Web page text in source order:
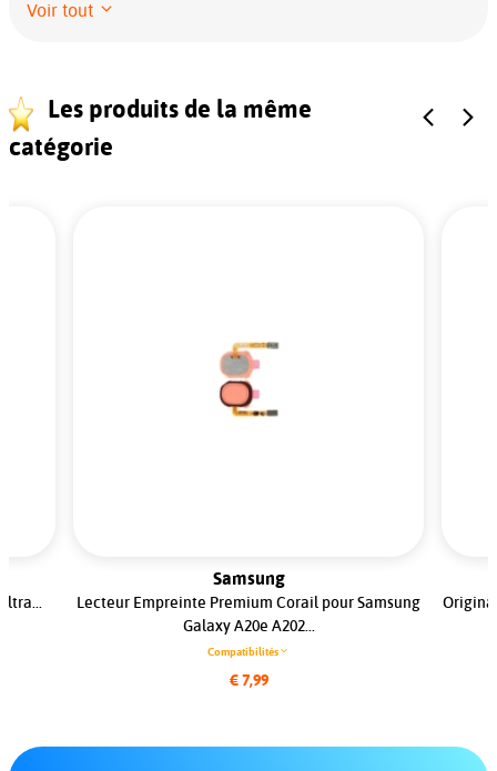
Voir tout
Les produits de la même
catégorie
Samsung
Lecteur Empreinte Premium Corail pour Samsung
Galaxy A20e A202...
Compatibilités
€ 7,99